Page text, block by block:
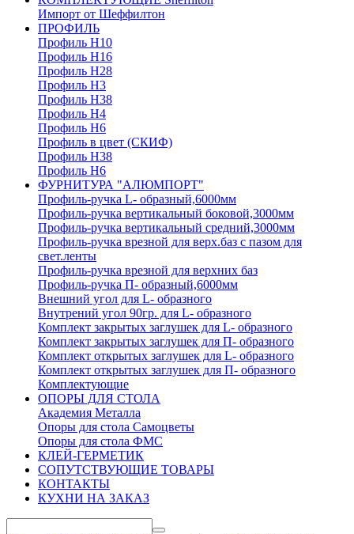
Импорт от Шеффилтон
ПРОФИЛЬ
Профиль H10
Профиль H16
Профиль H28
Профиль H3
Профиль H38
Профиль H4
Профиль H6
Профиль в цвет (СКИФ)
Профиль H38
Профиль H6
ФУРНИТУРА "АЛЮМПОРТ"
Профиль-ручка L- образный,6000мм
Профиль-ручка вертикальный боковой,3000мм
Профиль-ручка вертикальный средний,3000мм
Профиль-ручка врезной для верх.баз с пазом для
свет.ленты
Профиль-ручка врезной для верхних баз
Профиль-ручка П- образный,6000мм
Внешний угол для L- образного
Внутрений угол 90гр. для L- образного
Комплект закрытых заглушек для L- образного
Комплект закрытых заглушек для П- образного
Комплект открытых заглушек для L- образного
Комплект открытых заглушек для П- образного
Комплектующие
ОПОРЫ ДЛЯ СТОЛА
Академия Металла
Опоры для стола Самоцветы
Опоры для стола ФМС
КЛЕЙ-ГЕРМЕТИК
СОПУТСТВУЮЩИЕ ТОВАРЫ
КОНТАКТЫ
КУХНИ НА ЗАКАЗ